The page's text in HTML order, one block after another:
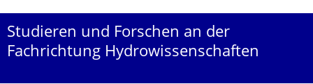
Studieren und Forschen an der
Fachrichtung Hydrowissenschaften